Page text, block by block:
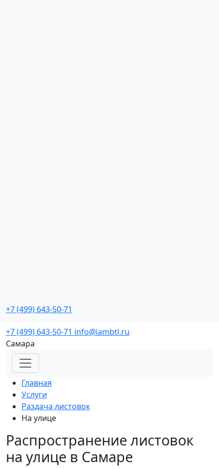
+7 (499) 643-50-71
с реальной окупаемостью
+7 (499) 643-50-71 info@iambtl.ru
Самара
Главная
Услуги
Раздача листовок
На улице
Распространение листовок
на улице в Самаре